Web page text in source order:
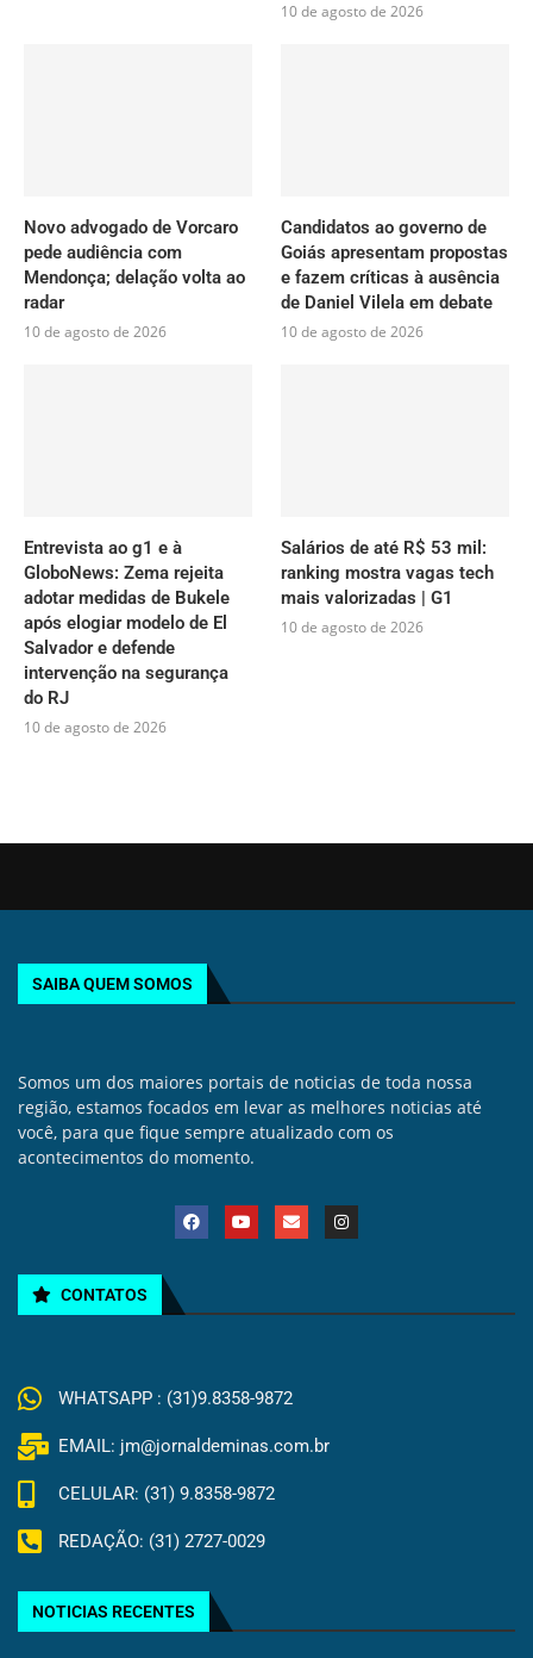
10 de agosto de 2026
Novo advogado de Vorcaro
pede audiência com
Mendonça; delação volta ao
radar
10 de agosto de 2026
Candidatos ao governo de
Goiás apresentam propostas
e fazem críticas à ausência
de Daniel Vilela em debate
10 de agosto de 2026
Entrevista ao g1 e à
GloboNews: Zema rejeita
adotar medidas de Bukele
após elogiar modelo de El
Salvador e defende
intervenção na segurança
do RJ
10 de agosto de 2026
Salários de até R$ 53 mil:
ranking mostra vagas tech
mais valorizadas | G1
10 de agosto de 2026
SAIBA QUEM SOMOS
Somos um dos maiores portais de noticias de toda nossa
região, estamos focados em levar as melhores noticias até
você, para que fique sempre atualizado com os
acontecimentos do momento.
CONTATOS
WHATSAPP : (31)9.8358-9872
EMAIL: jm@jornaldeminas.com.br
CELULAR: (31) 9.8358-9872
REDAÇÃO: (31) 2727-0029
NOTICIAS RECENTES